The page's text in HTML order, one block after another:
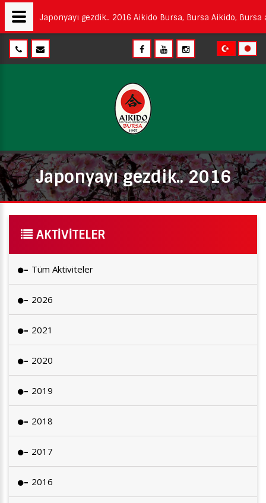
Japonyayı gezdik.. 2016
AKTIVITELER
Tüm Aktiviteler
2026
2021
2020
2019
2018
2017
2016
Japonyayı gezdik.. 2016 Aikido Bursa, Bursa Aikido,